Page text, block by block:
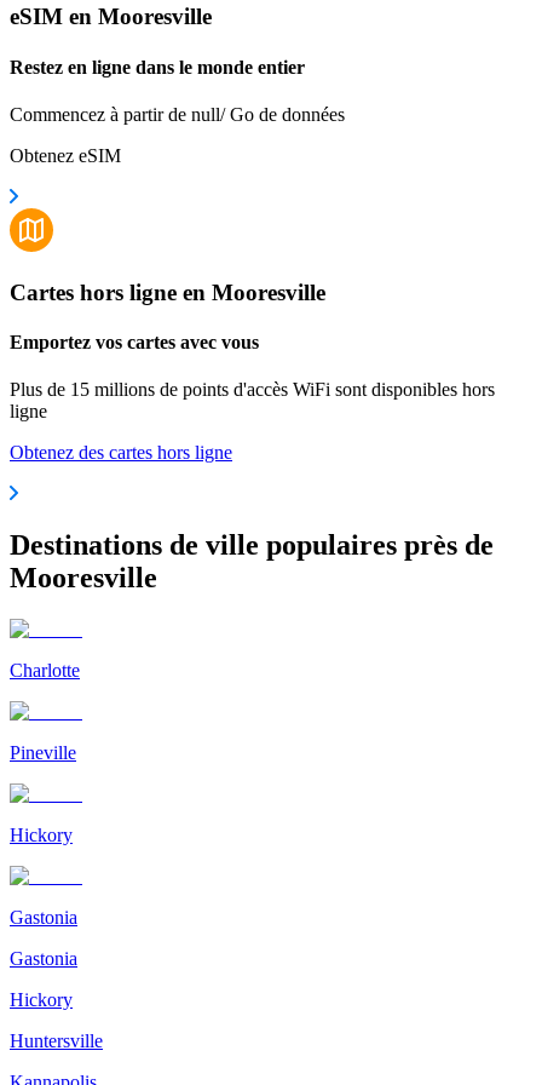
eSIM en Mooresville
Restez en ligne dans le monde entier
Commencez à partir de null/ Go de données
Obtenez eSIM
Cartes hors ligne en Mooresville
Emportez vos cartes avec vous
Plus de 15 millions de points d'accès WiFi sont disponibles hors
ligne
Obtenez des cartes hors ligne
Destinations de ville populaires près de
Mooresville
Charlotte
Pineville
Hickory
Gastonia
Gastonia
Hickory
Huntersville